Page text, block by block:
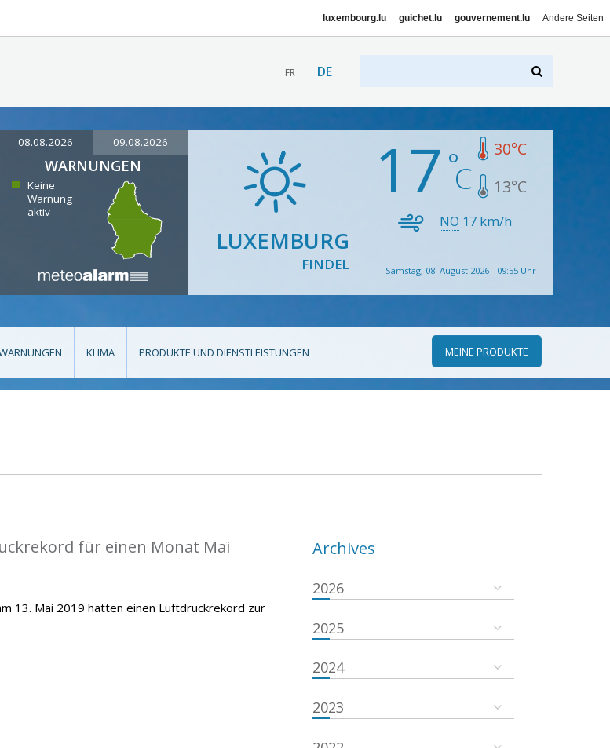
luxembourg.lu guichet.lu gouvernement.lu Andere Seiten
FR DE
08.08.2026 09.08.2026
WARNUNGEN
Keine
Warnung
aktiv
LUXEMBURG
FINDEL
17 30°C
13°C
NO 17 km/h
Samstag, 08. August 2026 - 09:55 Uhr
KLIMA PRODUKTE UND DIENSTLEISTUNGEN MEINE PRODUKTE
für einen Monat Mai
13. Mai 2019 hatten einen Luftdruckrekord zur
Archives
2026
2025
2024
2023